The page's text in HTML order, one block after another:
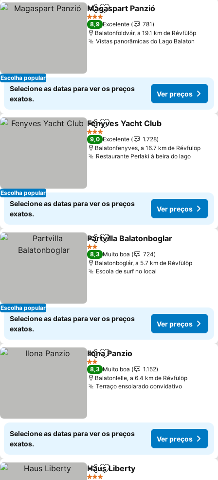
Escolha popular
PartilharAdicionar aos favoritos
Magaspart Panzió
3 Estrelas
8,9 Excelente
781
Balatonföldvár, a 19.1 km de Révfülöp
Vistas panorâmicas do Lago Balaton
Selecione as datas para ver os preços
exatos.
Ver preços
Escolha popular
PartilharAdicionar aos favoritos
Fenyves Yacht Club
3 Estrelas
9,0 Excelente
1.728
Balatonfenyves, a 16.7 km de Révfülöp
Restaurante Perlaki à beira do lago
Selecione as datas para ver os preços
exatos.
Ver preços
Escolha popular
PartilharAdicionar aos favoritos
Partvilla Balatonboglar
2 Estrelas
8,3 Muito boa
724
Balatonboglár, a 5.7 km de Révfülöp
Escola de surf no local
Selecione as datas para ver os preços
exatos.
Ver preços
PartilharAdicionar aos favoritos
Ilona Panzio
2 Estrelas
8,3 Muito boa
1.152
Balatonlelle, a 6.4 km de Révfülöp
Terraço ensolarado convidativo
Selecione as datas para ver os preços
exatos.
Ver preços
PartilharAdicionar aos favoritos
Haus Liberty